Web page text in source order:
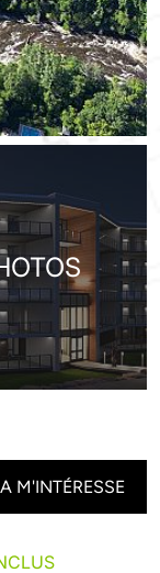
M'INTÉRESSE